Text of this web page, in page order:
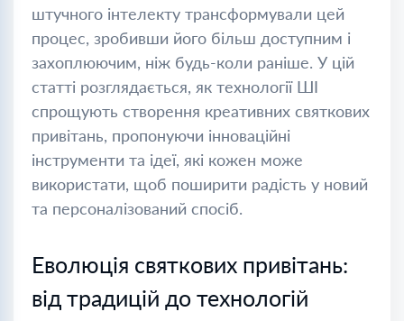
штучного інтелекту трансформували цей
процес, зробивши його більш доступним і
захоплюючим, ніж будь-коли раніше. У цій
статті розглядається, як технології ШІ
спрощують створення креативних святкових
привітань, пропонуючи інноваційні
інструменти та ідеї, які кожен може
використати, щоб поширити радість у новий
та персоналізований спосіб.
Еволюція святкових привітань:
від традицій до технологій